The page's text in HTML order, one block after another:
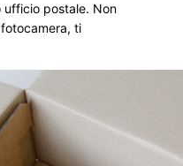
ufficio postale. Non
ti